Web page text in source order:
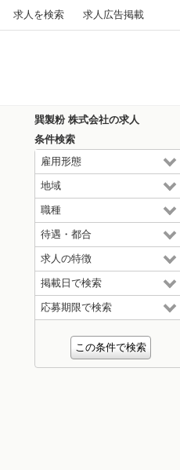
求人を検索 求人広告掲載
巽製粉 株式会社の求人
条件検索
雇用形態
地域
職種
待遇・都合
求人の特徴
掲載日で検索
応募期限で検索